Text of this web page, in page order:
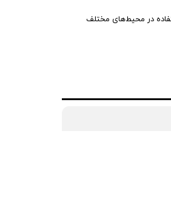
در محیط‌های مختلف